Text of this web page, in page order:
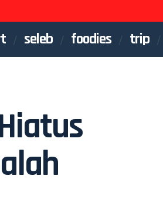
seleb foodies trip